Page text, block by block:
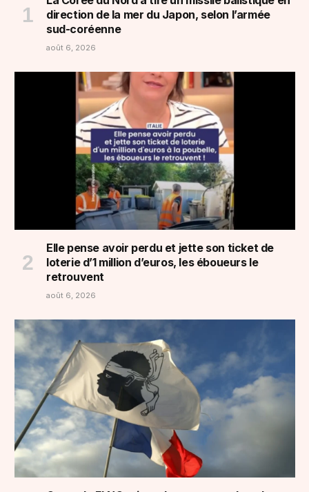
direction de la mer du Japon, selon l’armée
sud-coréenne
août 6, 2026
Elle pense avoir perdu et jette son ticket de
loterie d’1 million d’euros, les éboueurs le
retrouvent
août 6, 2026